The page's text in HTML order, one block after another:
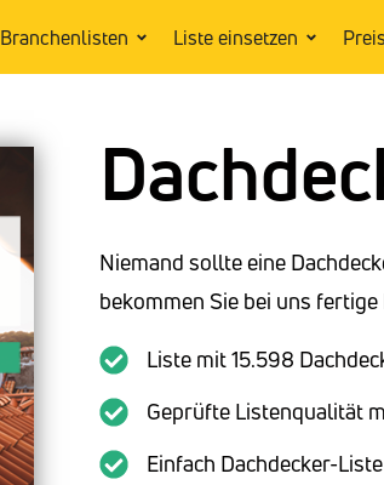
Branchenlisten Liste einsetzen
Niemand sollte eine
bekommen Sie bei uns
Liste mit 15.598
Geprüfte Listenqualität
Einfach Dachdecker-